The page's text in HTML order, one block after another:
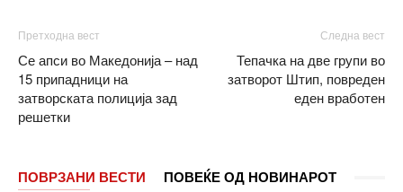
Претходна вест
Се апси во Македонија – над
15 припадници на
затворската полиција зад
решетки
Следна вест
Тепачка на две групи во
затворот Штип, повреден
еден вработен
ПОВРЗАНИ ВЕСТИ ПОВЕЌЕ ОД НОВИНАРОТ